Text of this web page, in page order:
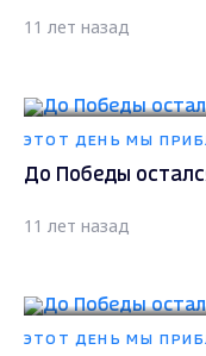
11 лет назад
ЭТОТ ДЕНЬ МЫ
До Победы
11 лет назад
ЭТОТ ДЕНЬ МЫ